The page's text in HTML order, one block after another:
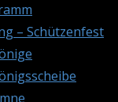
– Schützenfest